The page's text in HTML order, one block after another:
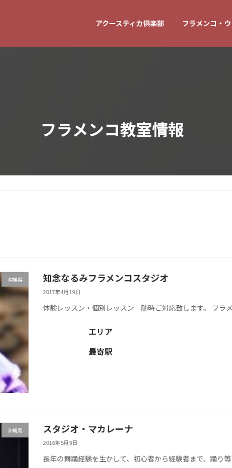
アクースティカ倶楽部 フラメンコ・
フラメンコ教室情報
沖縄県 知念なるみフラメンコスタジオ
2017年4月19日
体験レッスン・個別レッスン 随時ご対応致します。 フラ
エリア
最寄駅
沖縄県 スタジオ・マカレーナ
2016年5月9日
長年の舞踊経験を生かして、初心者から経験者まで、踊り